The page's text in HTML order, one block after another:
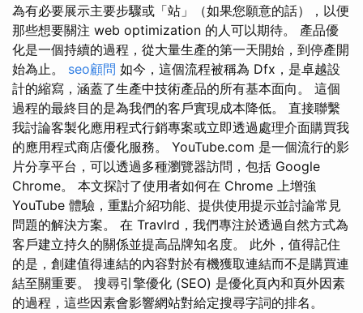
為有必要展示主要步驟或「站」（如果您願意的話），以便
那些想要關注 web optimization 的人可以期待。 產品優
化是一個持續的過程，從大量生產的第一天開始，到停產開
始為止。 seo顧問 如今，這個流程被稱為 Dfx，是卓越設
計的縮寫，涵蓋了生產中技術產品的所有基本面向。 這個
過程的最終目的是為我們的客戶實現成本降低。 直接聯繫
我討論客製化應用程式行銷專案或立即透過處理介面購買我
的應用程式商店優化服務。 YouTube.com 是一個流行的影
片分享平台，可以透過多種瀏覽器訪問，包括 Google
Chrome。 本文探討了使用者如何在 Chrome 上增強
YouTube 體驗，重點介紹功能、提供使用提示並討論常見
問題的解決方案。 在 Travlrd，我們專注於透過自然方式為
客戶建立持久的關係並提高品牌知名度。 此外，值得記住
的是，創建值得連結的內容對於有機獲取連結而不是購買連
結至關重要。 搜尋引擎優化 (SEO) 是優化頁內和頁外因素
的過程，這些因素會影響網站對給定搜尋字詞的排名。